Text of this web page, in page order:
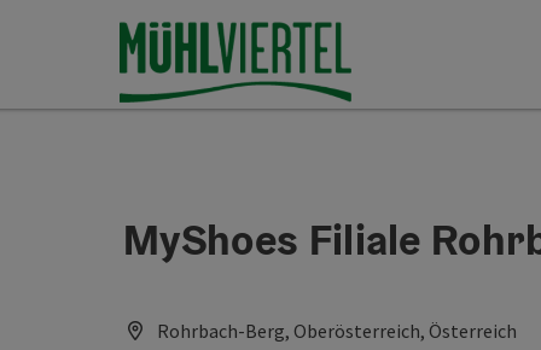
Accesskey
[0]
Navigatie Accesskey
[1]
PaginabeginAccesskey
[2]
MyShoes Filiale
Rohrbach-Berg, Oberösterreich, Österreich